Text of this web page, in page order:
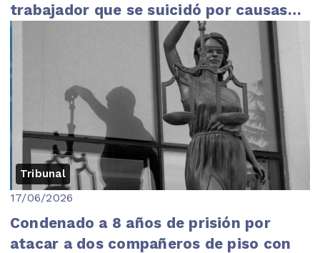
trabajador que se suicidó por causas
laborales
Tribunal
17/06/2026
Condenado a 8 años de prisión por
atacar a dos compañeros de piso con